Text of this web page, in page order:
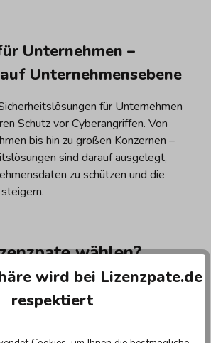
Unternehmen –
Unternehmensebene
für Unternehmen
Schutz vor Cyberangriffen. Von
bis hin zu großen Konzernen –
sind darauf ausgelegt,
zu schützen und die
wählen?
Quelle: Als autorisierter Partner
wir Ihnen garantiert authentische
wird bei Lizenzpate.de
respektiert